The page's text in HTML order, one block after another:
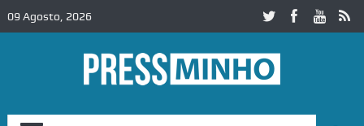
09 Agosto, 2026